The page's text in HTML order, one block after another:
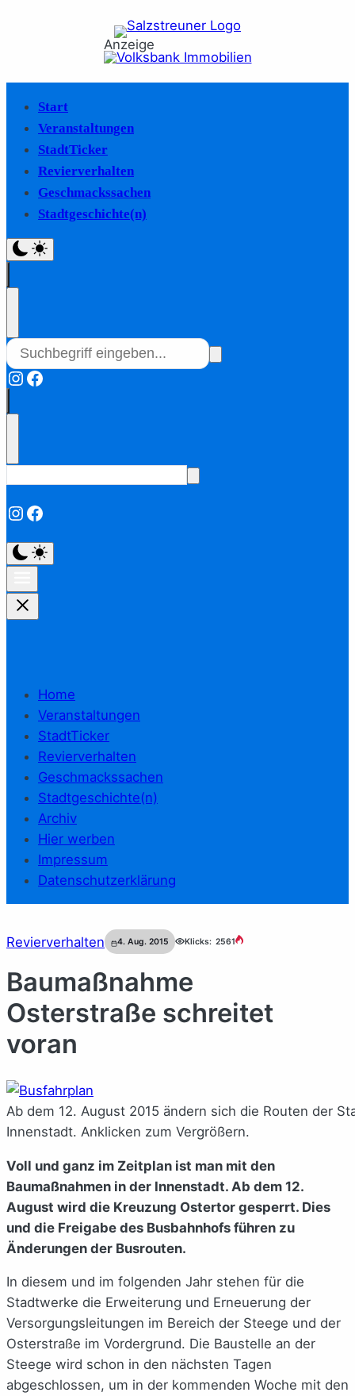
Anzeige
Start
Veranstaltungen
StadtTicker
Revierverhalten
Geschmackssachen
Stadtgeschichte(n)
Instagram
Facebook
Instagram
Facebook
Home
Veranstaltungen
StadtTicker
Revierverhalten
Geschmackssachen
Stadtgeschichte(n)
Archiv
Hier werben
Impressum
Datenschutzerklärung
Revierverhalten 4. Aug. 2015 Klicks: 2561
Baumaßnahme
Osterstraße schreitet
voran
Ab dem 12. August 2015 ändern sich die Routen der
Innenstadt. Anklicken zum Vergrößern.
Voll und ganz im Zeitplan ist man mit den
Baumaßnahmen in der Innenstadt. Ab dem 12.
August wird die Kreuzung Ostertor gesperrt. Dies
und die Freigabe des Busbahnhofs führen zu
Änderungen der Busrouten.
In diesem und im folgenden Jahr stehen für die
Stadtwerke die Erweiterung und Erneuerung der
Versorgungsleitungen im Bereich der Steege und der
Osterstraße im Vordergrund. Die Baustelle an der
Steege wird schon in den nächsten Tagen
abgeschlossen, um in der kommenden Woche mit den